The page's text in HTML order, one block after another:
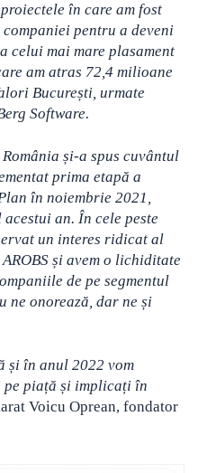
în care am fost
pentru a deveni
celui mai mare plasament
am atras 72,4 milioane
București, urmate
Software.
și-a spus cuvântul
prima etapă a
în noiembrie 2021,
an. În cele peste
un interes ridicat al
și avem o lichiditate
de pe segmentul
onorează, dar ne și
și în anul 2022 vom
piață și implicați în
Voicu Oprean, fondator